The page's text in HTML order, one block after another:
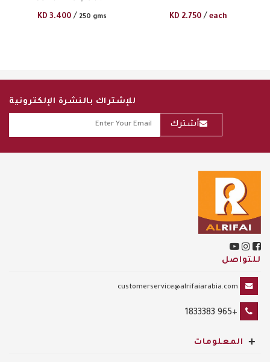
KD 3.400 / 250 gms KD 2.750 / each
للإشتراك بالنشرة الإلكترونية
أشترك
للتواصل
customerservice@alrifaiarabia.com
+965 1833383
المعلومات +